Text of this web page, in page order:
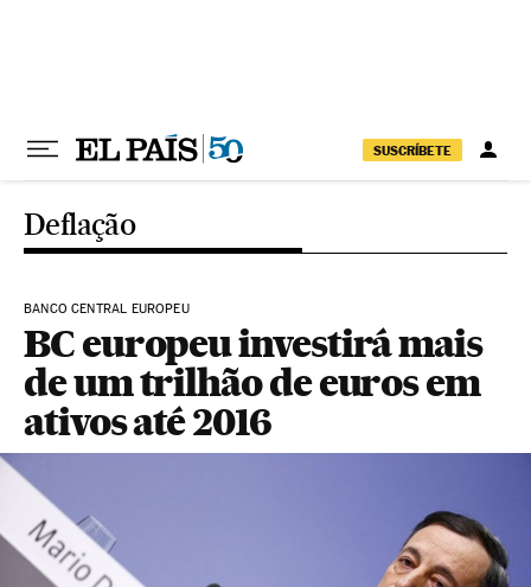
SUSCRÍBETE
Deflação
BANCO CENTRAL EUROPEU
BC europeu investirá mais
de um trilhão de euros em
ativos até 2016